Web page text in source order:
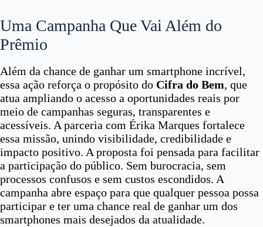
Uma Campanha Que Vai Além do
Prêmio
Além da chance de ganhar um smartphone incrível,
essa ação reforça o propósito do Cifra do Bem, que
atua ampliando o acesso a oportunidades reais por
meio de campanhas seguras, transparentes e
acessíveis. A parceria com Érika Marques fortalece
essa missão, unindo visibilidade, credibilidade e
impacto positivo. A proposta foi pensada para facilitar
a participação do público. Sem burocracia, sem
processos confusos e sem custos escondidos. A
campanha abre espaço para que qualquer pessoa possa
participar e ter uma chance real de ganhar um dos
smartphones mais desejados da atualidade.